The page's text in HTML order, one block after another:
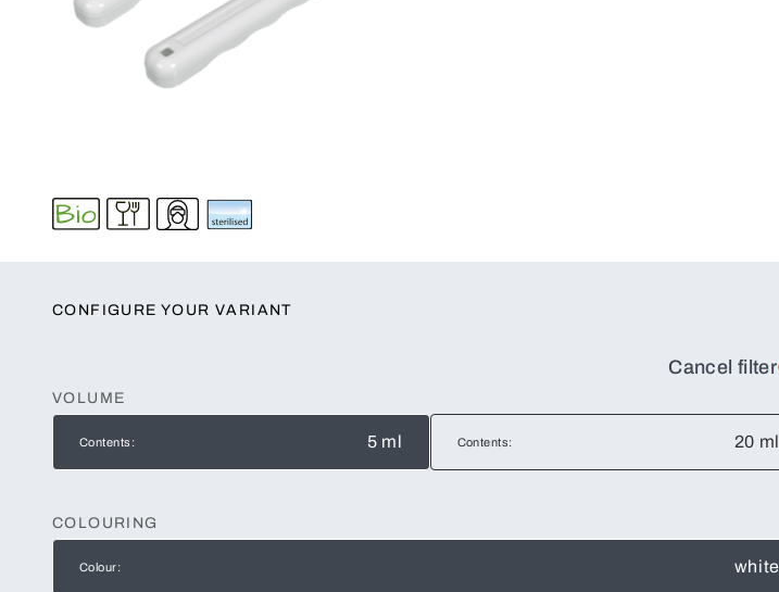
CONFIGURE YOUR VARIANT
Cancel filter
VOLUME
Contents: 5 ml Contents: 20 ml
COLOURING
Colour: white